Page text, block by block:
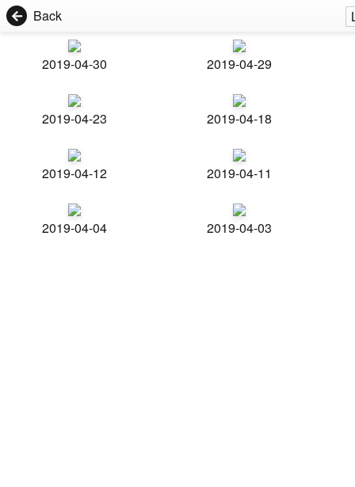
Back
2019-04-30 2019-04-29
2019-04-23 2019-04-18
2019-04-12 2019-04-11
2019-04-04 2019-04-03